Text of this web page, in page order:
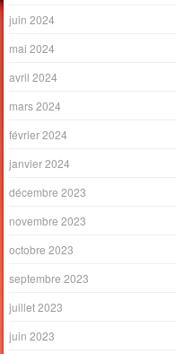
juin 2024
mai 2024
avril 2024
mars 2024
février 2024
janvier 2024
décembre 2023
novembre 2023
octobre 2023
septembre 2023
juillet 2023
juin 2023